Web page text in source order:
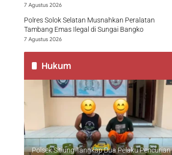
7 Agustus 2026
Polres Solok Selatan Musnahkan Peralatan
Tambang Emas Ilegal di Sungai Bangko
7 Agustus 2026
Hukum
Polsek Sitiung Tangkap Dua Pelaku Pencurian